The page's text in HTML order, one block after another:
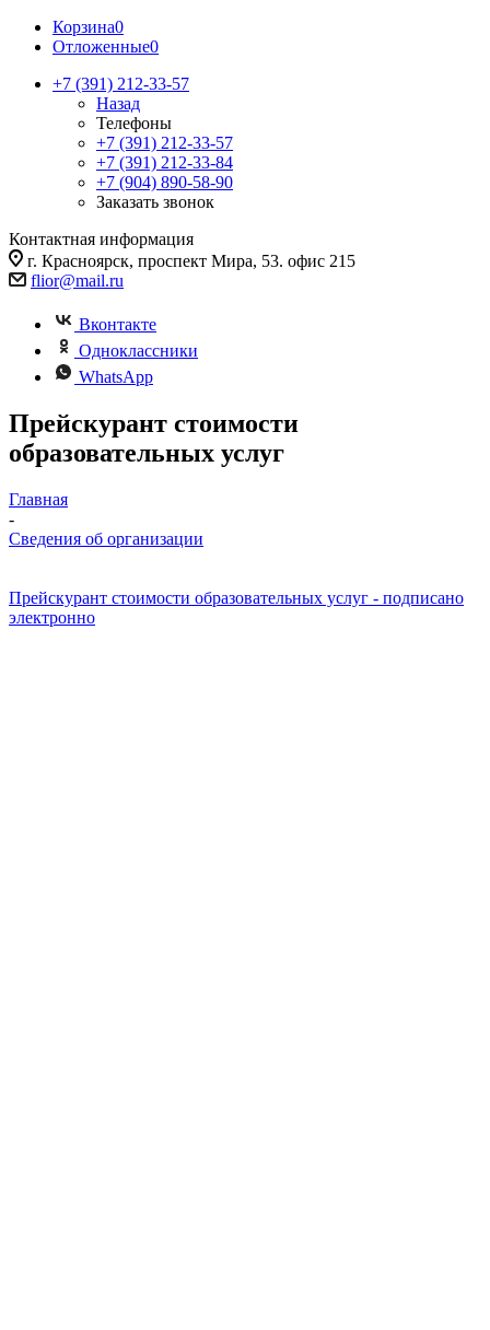
Корзина0
Отложенные0
+7 (391) 212-33-57
Назад
Телефоны
+7 (391) 212-33-57
+7 (391) 212-33-84
+7 (904) 890-58-90
Заказать звонок
Контактная информация
г. Красноярск, проспект Мира, 53. офис 215
flior@mail.ru
Вконтакте
Одноклассники
WhatsApp
Прейскурант стоимости
образовательных услуг
Главная
-
Сведения об организации
Прейскурант стоимости образовательных услуг - подписано
электронно